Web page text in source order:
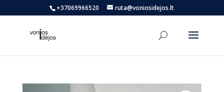
+37069966520 ruta@voniosidejos.lt